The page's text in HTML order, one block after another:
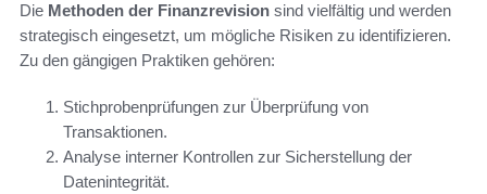
Die Methoden der Finanzrevision sind vielfältig und werden
strategisch eingesetzt, um mögliche Risiken zu identifizieren.
Zu den gängigen Praktiken gehören:
Stichprobenprüfungen zur Überprüfung von
Transaktionen.
Analyse interner Kontrollen zur Sicherstellung der
Datenintegrität.